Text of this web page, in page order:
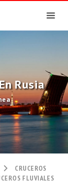
Rusia
CRUCEROS
FLUVIALES